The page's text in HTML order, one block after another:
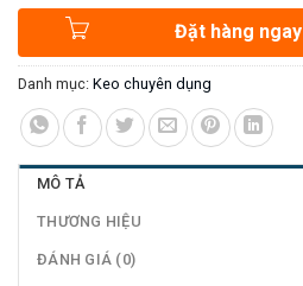
Đặt hàng ngay
Danh mục: Keo chuyên dụng
MÔ TẢ
THƯƠNG HIỆU
ĐÁNH GIÁ (0)